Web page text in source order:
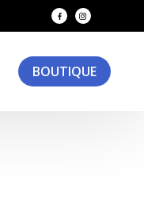
BOUTIQUE